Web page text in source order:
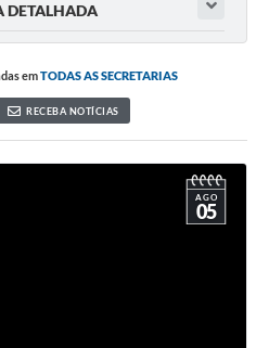
DETALHADA
emTODAS AS SECRETARIAS
RECEBA NOTÍCIAS
AGO
05